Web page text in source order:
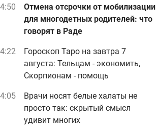
Отмена отсрочки от мобилизации
для многодетных родителей: что
говорят в Раде
Гороскоп Таро на завтра 7
августа: Тельцам - экономить,
Скорпионам - помощь
Врачи носят белые халаты не
просто так: скрытый смысл
удивит многих